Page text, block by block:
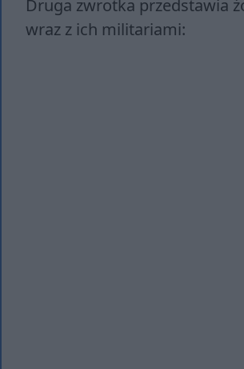
Druga zwrotka przedstawia
wraz z ich militariami: